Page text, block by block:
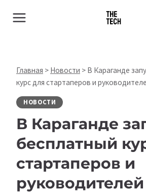
Главная > Новости > В Караганде
курс для стартаперов и
НОВОСТИ
В Караганде
бесплатный
стартаперов и
руководителей